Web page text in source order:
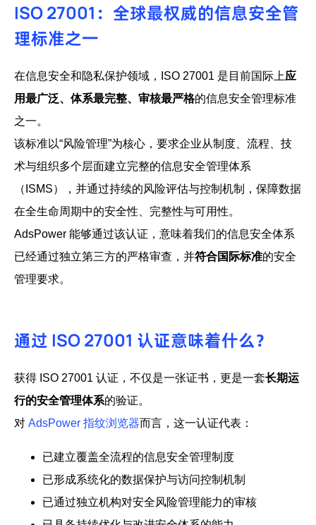
ISO 27001：全球最权威的信息安全管
理标准之一
在信息安全和隐私保护领域，ISO 27001 是目前国际上应
用最广泛、体系最完整、审核最严格的信息安全管理标准
之一。
该标准以“风险管理”为核心，要求企业从制度、流程、技
术与组织多个层面建立完整的信息安全管理体系
（ISMS），并通过持续的风险评估与控制机制，保障数据
在全生命周期中的安全性、完整性与可用性。
AdsPower 能够通过该认证，意味着我们的信息安全体系
已经通过独立第三方的严格审查，并符合国际标准的安全
管理要求。
通过 ISO 27001 认证意味着什么？
获得 ISO 27001 认证，不仅是一张证书，更是一套长期运
行的安全管理体系的验证。
对 AdsPower 指纹浏览器而言，这一认证代表：
已建立覆盖全流程的信息安全管理制度
已形成系统化的数据保护与访问控制机制
已通过独立机构对安全风险管理能力的审核